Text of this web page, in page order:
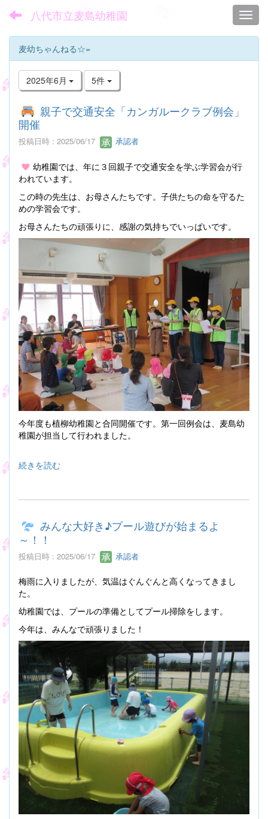
八代市立麦島幼稚園
麦幼ちゃんねる☆=
2025年6月 5件
親子で交通安全「カンガルークラブ例会」
開催
投稿日時 : 2025/06/17 承認者
幼稚園では、年に３回親子で交通安全を学ぶ学習会が行
われています。
この時の先生は、お母さんたちです。子供たちの命を守るた
めの学習会です。
お母さんたちの頑張りに、感謝の気持ちでいっぱいです。
今年度も植柳幼稚園と合同開催です。第一回例会は、麦島幼
稚園が担当して行われました。
続きを読む
みんな大好き♪プール遊びが始まるよ
～！！
投稿日時 : 2025/06/17 承認者
梅雨に入りましたが、気温はぐんぐんと高くなってきまし
た。
幼稚園では、プールの準備としてプール掃除をします。
今年は、みんなで頑張りました！